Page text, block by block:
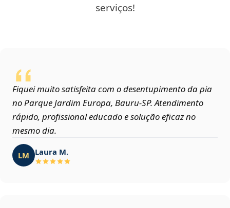
serviços!
Fiquei muito satisfeita com o desentupimento da pia
no Parque Jardim Europa, Bauru‑SP. Atendimento
rápido, profissional educado e solução eficaz no
mesmo dia.
LM Laura M.